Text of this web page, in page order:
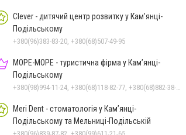
Clever - дитячий центр розвитку у Кам’янці-
Подільському
+380(96)383-83-20, +380(68)507-49-95
МОРЕ-МОРЕ - туристична фірма у Кам’янці-
Подільському
+380(98)994-11-24, +380(68)118-82-77, +380(68)882-38-28
Meri Dent - стоматологія у Кам’янці-
Подільському та Мельниці-Подільській